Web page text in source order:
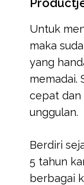
Untuk
maka
yang
memadai.
cepat dan
unggulan.
Berdiri
5 tahun
berbagai